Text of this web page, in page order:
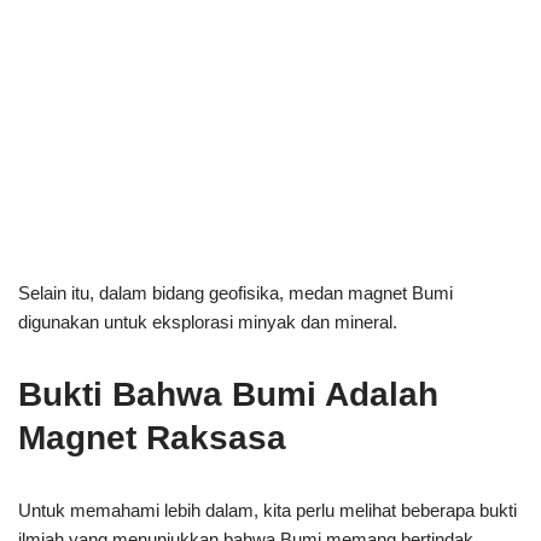
Selain itu, dalam bidang geofisika, medan magnet Bumi
digunakan untuk eksplorasi minyak dan mineral.
Bukti Bahwa Bumi Adalah
Magnet Raksasa
Untuk memahami lebih dalam, kita perlu melihat beberapa bukti